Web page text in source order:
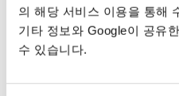
의 해당 서비스 이용을 통해
기타 정보와 Google이 공유
수 있습니다.
앙글라주
앙글라주(베벨링)는 무브먼